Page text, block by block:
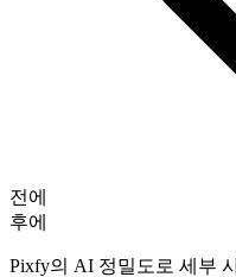
전에
후에
Pixfy의 AI 정밀도로 세부